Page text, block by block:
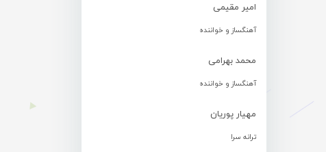
امیر مقیمی
آهنگساز و خواننده
محمد بهرامی
آهنگساز و خواننده
مهیار پوریان
ترانه سرا